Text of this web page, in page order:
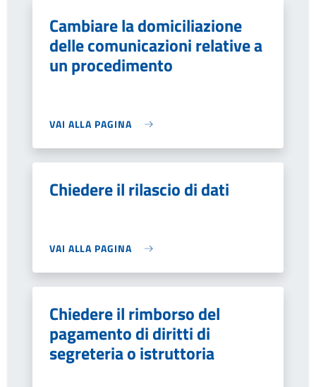
Cambiare la domiciliazione
delle comunicazioni relative a
un procedimento
VAI ALLA PAGINA
Chiedere il rilascio di dati
VAI ALLA PAGINA
Chiedere il rimborso del
pagamento di diritti di
segreteria o istruttoria